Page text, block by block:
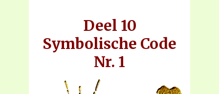
Deel 10
Symbolische Code
Nr. 1